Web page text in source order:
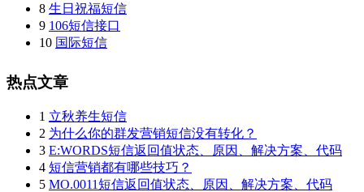
8 生日祝福短信
9 106短信接口
10 国际短信
热点文章
1 立秋养生短信
2 为什么你的群发营销短信没有转化？
3 E:WORDS短信返回值状态、原因、解决方案、代码
4 短信营销都有哪些技巧？
5 MO.0011短信返回值状态、原因、解决方案、代码